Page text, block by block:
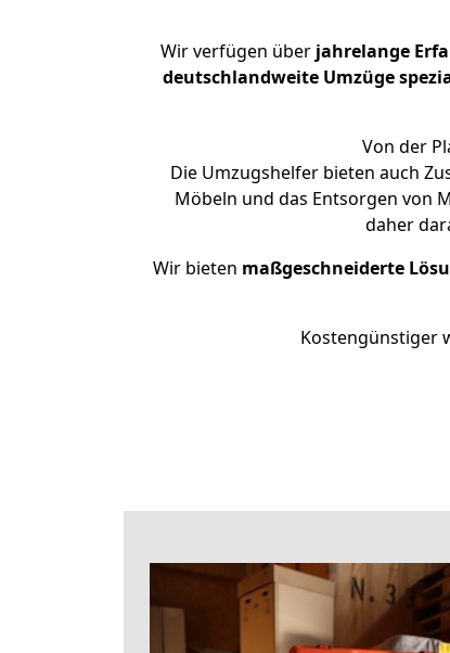
Wir verfügen überjahrelange
deutschlandweite Umzüge
Von der
Die Umzugshelfer bieten auch
Möbeln und das Entsorgen von
daher
Wir bieten maßgeschneiderte
Kostengünstiger